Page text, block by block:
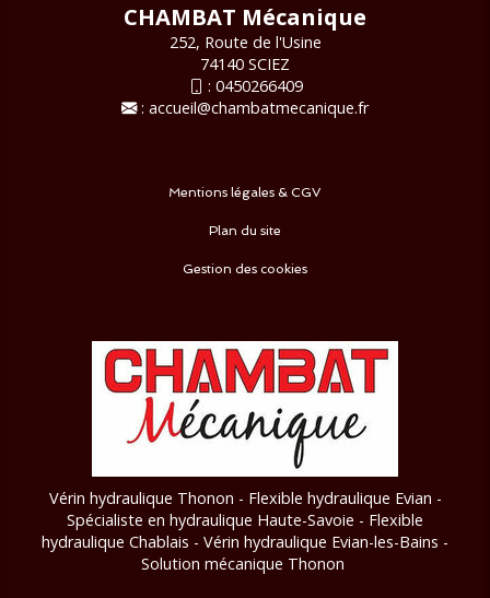
CHAMBAT Mécanique
252, Route de l'Usine
74140 SCIEZ
: 0450266409
: accueil@chambatmecanique.fr
Mentions légales & CGV
Plan du site
Gestion des cookies
Vérin hydraulique Thonon - Flexible hydraulique Evian -
Spécialiste en hydraulique Haute-Savoie - Flexible
hydraulique Chablais - Vérin hydraulique Evian-les-Bains -
Solution mécanique Thonon